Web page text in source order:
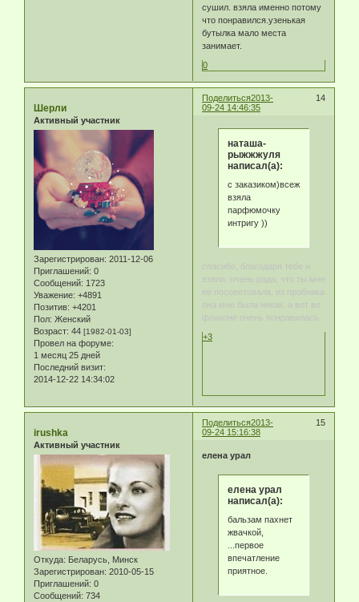
сушил. взяла именно потому
что понравился.узенькая
бутылка мало места
занимает.
0
Поделиться 14
2013-
09-24 14:46:35
Шерли
Активный участник
Зарегистрирован: 2011-12-06
Приглашений: 0
Сообщений: 1723
Уважение: +4891
Позитив: +4201
Пол: Женский
Возраст: 44 [1982-01-03]
Провел на форуме:
1 месяц 25 дней
Последний визит:
2014-12-22 14:34:02
наташа-
рыжжжуля
написал(а):
с заказиком)всеж
взяла
парфюмочку
интригу ))
спасибо, благодаря тебе и
взяла, очень рада, что ты мне
ее посоветовала, из пробника
она мне была никак, а вот во
флаконе очень понравилась.
+3
Поделиться 15
2013-
09-24 15:16:38
irushka
Активный участник
Откуда: Беларусь, Минск
Зарегистрирован: 2010-05-15
Приглашений: 0
Сообщений: 734
елена урал
елена урал
написал(а):
бальзам пахнет
жвачкой,
...первое
впечатление
приятное.